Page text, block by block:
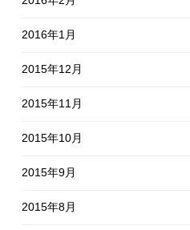
2016年1月
2015年12月
2015年11月
2015年10月
2015年9月
2015年8月